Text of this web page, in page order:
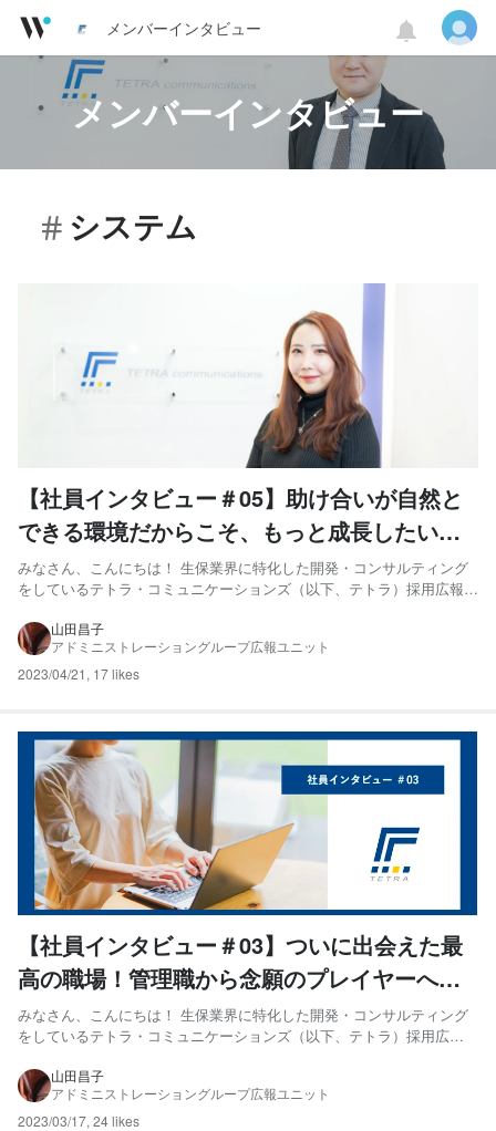
メンバーインタビュー
メンバーインタビュー
システム
【社員インタビュー＃05】助け合いが自然と
できる環境だからこそ、もっと成長したいと
思う！柳さん
みなさん、こんにちは！ 生保業界に特化した開発・コンサルティング
をしているテトラ・コミュニケーションズ（以下、テトラ）採用広報の
るすべての人がHAPPYになる。」ことを目指しています！ 今回の記事
では、テトラで働く”メンバー”をご紹介します。 記事を...
山田昌子
アドミニストレーショングループ広報ユニット
2023/04/21 , 17 likes
【社員インタビュー＃03】ついに出会えた最
高の職場！管理職から念願のプレイヤーへ復
帰。鈴木さん
みなさん、こんにちは！ 生保業界に特化した開発・コンサルティング
をしているテトラ・コミュニケーションズ（以下、テトラ）採用広報
わるすべての人がHAPPYになる。」ことを目指しています！ 今回の記
事では、テトラで働く”メンバー”をご紹介します。 記事...
山田昌子
アドミニストレーショングループ広報ユニット
2023/03/17, 24 likes